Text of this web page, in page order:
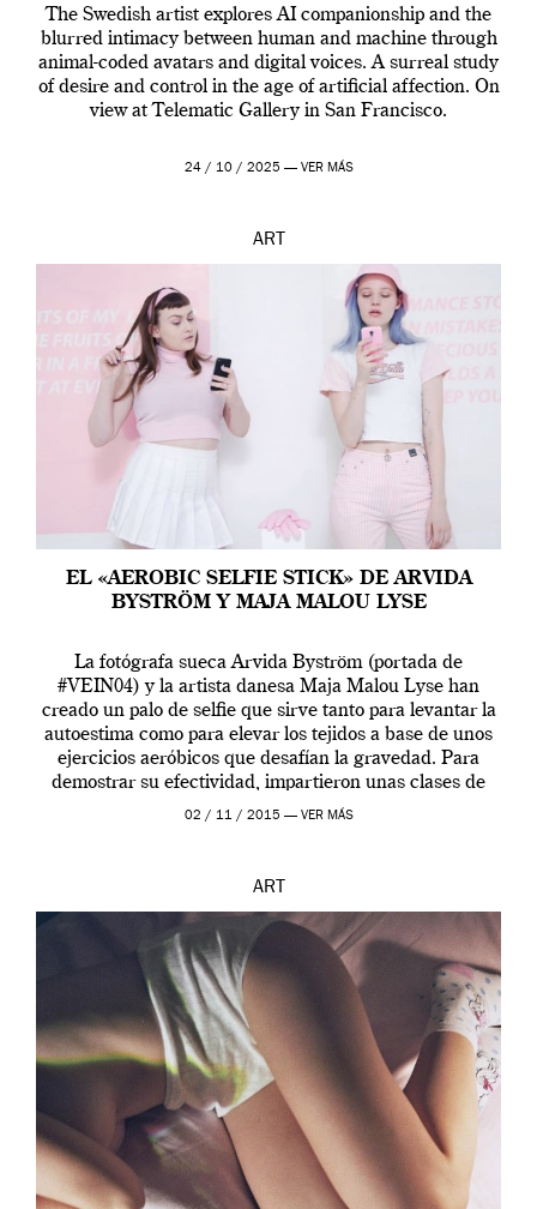
The Swedish artist explores AI companionship and the
blurred intimacy between human and machine through
animal-coded avatars and digital voices. A surreal study
of desire and control in the age of artificial affection. On
view at Telematic Gallery in San Francisco.
24 / 10 / 2025 — VER MÁS
ART
EL «AEROBIC SELFIE STICK» DE ARVIDA
BYSTRÖM Y MAJA MALOU LYSE
La fotógrafa sueca Arvida Byström (portada de
#VEIN04) y la artista danesa Maja Malou Lyse han
creado un palo de selfie que sirve tanto para levantar la
autoestima como para elevar los tejidos a base de unos
ejercicios aeróbicos que desafían la gravedad. Para
demostrar su efectividad, impartieron unas clases de
prueba en el Tate […]
02 / 11 / 2015 — VER MÁS
ART